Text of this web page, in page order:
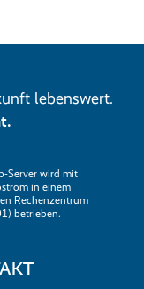
lebenswert.
Server wird mit
in einem
Rechenzentrum
betrieben.